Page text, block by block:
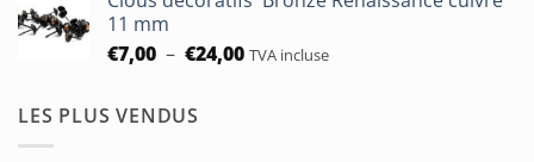
€6,50
€24,00
11 mm
€7,00 – €24,00Plage
TVA incluse
LES PLUS VENDUS